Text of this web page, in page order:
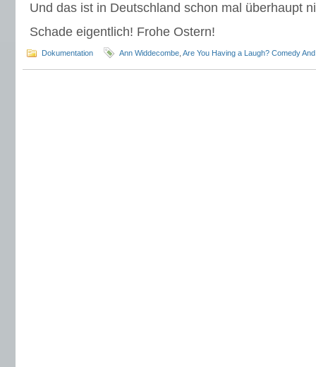
Und das ist in Deutschland schon mal überhaupt
Schade eigentlich! Frohe Ostern!
Dokumentation Ann Widdecombe Are You Having a Laugh? Comedy